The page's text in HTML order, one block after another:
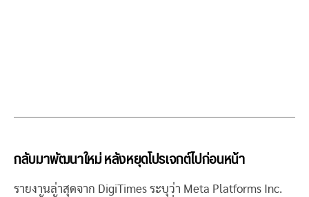
กลับมาพัฒนาใหม่ หลังหยุดโปรเจกต์ไปก่อนหน้า
รายงานล่าสุดจาก DigiTimes ระบุว่า Meta Platforms Inc.